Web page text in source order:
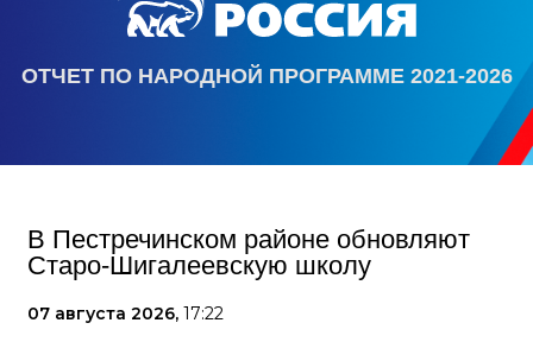
ОТЧЕТ ПО НАРОДНОЙ ПРОГРАММЕ 2021-2026
В Пестречинском районе обновляют
Старо-Шигалеевскую школу
07 августа 2026, 17:22